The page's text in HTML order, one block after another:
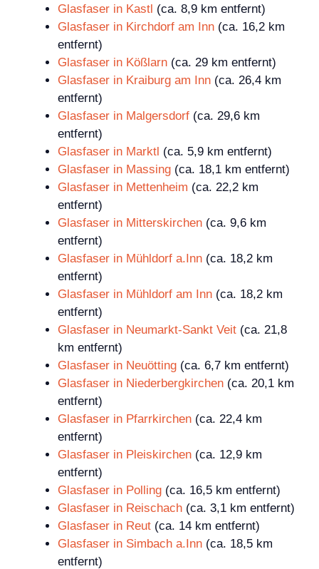
Glasfaser in Kastl (ca. 8,9 km entfernt)
Glasfaser in Kirchdorf am Inn (ca. 16,2 km
entfernt)
Glasfaser in Kößlarn (ca. 29 km entfernt)
Glasfaser in Kraiburg am Inn (ca. 26,4 km
entfernt)
Glasfaser in Malgersdorf (ca. 29,6 km
entfernt)
Glasfaser in Marktl (ca. 5,9 km entfernt)
Glasfaser in Massing (ca. 18,1 km entfernt)
Glasfaser in Mettenheim (ca. 22,2 km
entfernt)
Glasfaser in Mitterskirchen (ca. 9,6 km
entfernt)
Glasfaser in Mühldorf a.Inn (ca. 18,2 km
entfernt)
Glasfaser in Mühldorf am Inn (ca. 18,2 km
entfernt)
Glasfaser in Neumarkt-Sankt Veit (ca. 21,8
km entfernt)
Glasfaser in Neuötting (ca. 6,7 km entfernt)
Glasfaser in Niederbergkirchen (ca. 20,1 km
entfernt)
Glasfaser in Pfarrkirchen (ca. 22,4 km
entfernt)
Glasfaser in Pleiskirchen (ca. 12,9 km
entfernt)
Glasfaser in Polling (ca. 16,5 km entfernt)
Glasfaser in Reischach (ca. 3,1 km entfernt)
Glasfaser in Reut (ca. 14 km entfernt)
Glasfaser in Simbach a.Inn (ca. 18,5 km
entfernt)